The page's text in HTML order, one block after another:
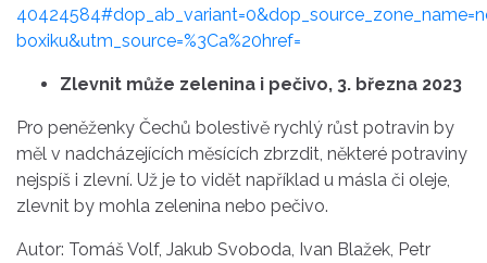
boxiku&utm_source=%3Ca%20href=
Zlevnit může zelenina i pečivo, 3. března 2023
Pro peněženky Čechů bolestivě rychlý růst potravin by
měl v nadcházejících měsících zbrzdit, některé potraviny
nejspíš i zlevní. Už je to vidět například u másla či oleje,
zlevnit by mohla zelenina nebo pečivo.
Autor: Tomáš Volf, Jakub Svoboda, Ivan Blažek, Petr